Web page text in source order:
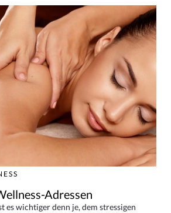
Adressen
es wichtiger denn je, dem stressigen